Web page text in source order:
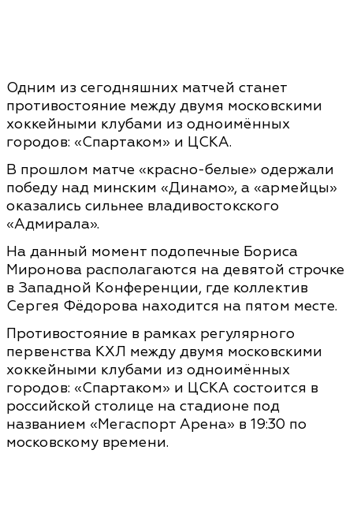
Одним из сегодняшних матчей станет
противостояние между двумя московскими
хоккейными клубами из одноимённых
городов: «Спартаком» и ЦСКА.
В прошлом матче «красно-белые» одержали
победу над минским «Динамо», а «армейцы»
оказались сильнее владивостокского
«Адмирала».
На данный момент подопечные Бориса
Миронова располагаются на девятой строчке
в Западной Конференции, где коллектив
Сергея Фёдорова находится на пятом месте.
Противостояние в рамках регулярного
первенства КХЛ между двумя московскими
хоккейными клубами из одноимённых
городов: «Спартаком» и ЦСКА состоится в
российской столице на стадионе под
названием «Мегаспорт Арена» в 19:30 по
московскому времени.